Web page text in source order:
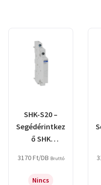
SHK-S20 –
Segédérintkez
ő SHK
3170Ft/DB Bruttó
Nincs